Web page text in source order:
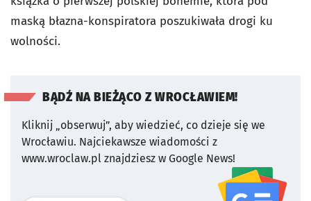
maską błazna-konspiratora poszukiwała drogi ku
wolności.
BĄDŹ NA BIEŻĄCO Z WROCŁAWIEM!
Kliknij „obserwuj”, aby wiedzieć, co dzieje się we
Wrocławiu. Najciekawsze wiadomości z
www.wroclaw.pl znajdziesz w Google News!